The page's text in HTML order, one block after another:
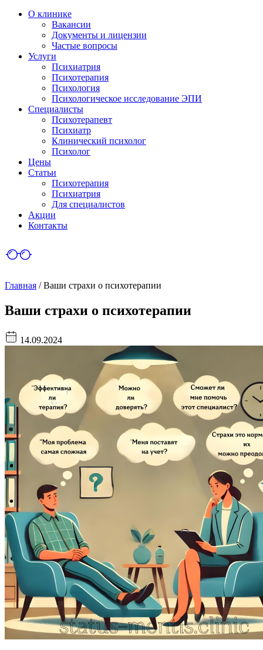
О клинике
Вакансии
Документы и лицензии
Частые вопросы
Услуги
Психиатрия
Психотерапия
Психология
Психологическое исследование ЭПИ
Специалисты
Психотерапевт
Психиатр
Клинический психолог
Психолог
Цены
Статьи
Психотерапия
Психиатрия
Для специалистов
Акции
Контакты
Главная /Ваши страхи о психотерапии
Ваши страхи о психотерапии
14.09.2024